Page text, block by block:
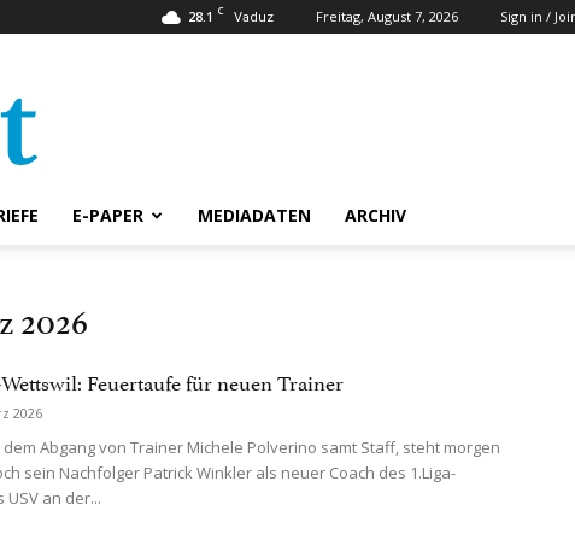
28.1 C Vaduz Freitag, August 7, 2026 Sign in /
E-PAPER MEDIADATEN ARCHIV
2026
Feuertaufe für neuen Trainer
2026
dem Abgang von Trainer Michele Polverino samt Staff, steht morgen
sein Nachfolger Patrick Winkler als neuer Coach des 1.Liga-
USV an der...